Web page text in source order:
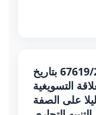
قرار تعقيبي عدد 67619/2024 بتاريخ
العلاقة التسويغية
على الصفة